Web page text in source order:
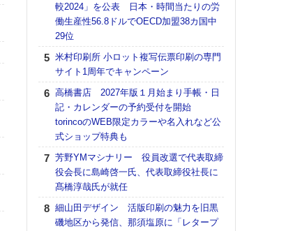
較2024」を公表 日本・時間当たりの労
働生産性56.8ドルでOECD加盟38カ国中
29位
米村印刷所 小ロット複写伝票印刷の専門
サイト1周年でキャンペーン
高橋書店 2027年版１月始まり手帳・日
記・カレンダーの予約受付を開始
torincoのWEB限定カラーや名入れなど公
式ショップ特典も
芳野YMマシナリー 役員改選で代表取締
役会長に島崎啓一氏、代表取締役社長に
髙橋淳哉氏が就任
細山田デザイン 活版印刷の魅力を旧黒
磯地区から発信、那須塩原に「レタープ